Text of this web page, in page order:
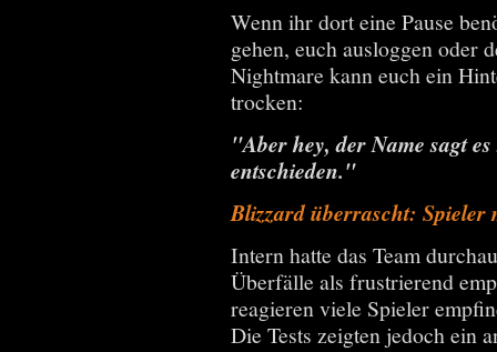
Wenn ihr dort eine Pause
gehen, euch ausloggen oder
Nightmare kann euch ein
trocken:
"Aber hey, der Name sagt
entschieden."
Blizzard überrascht: Spieler
Intern hatte das Team
Überfälle als frustrierend
reagieren viele Spieler
Die Tests zeigten jedoch ein